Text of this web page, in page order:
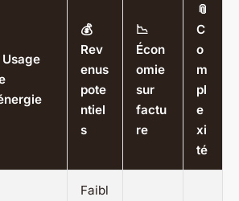
Usage
💰
Rev
enus
pote
ntiel
s
📉
Écon
omie
sur
factu
re
📎
C
o
m
pl
e
xi
té
Faibl